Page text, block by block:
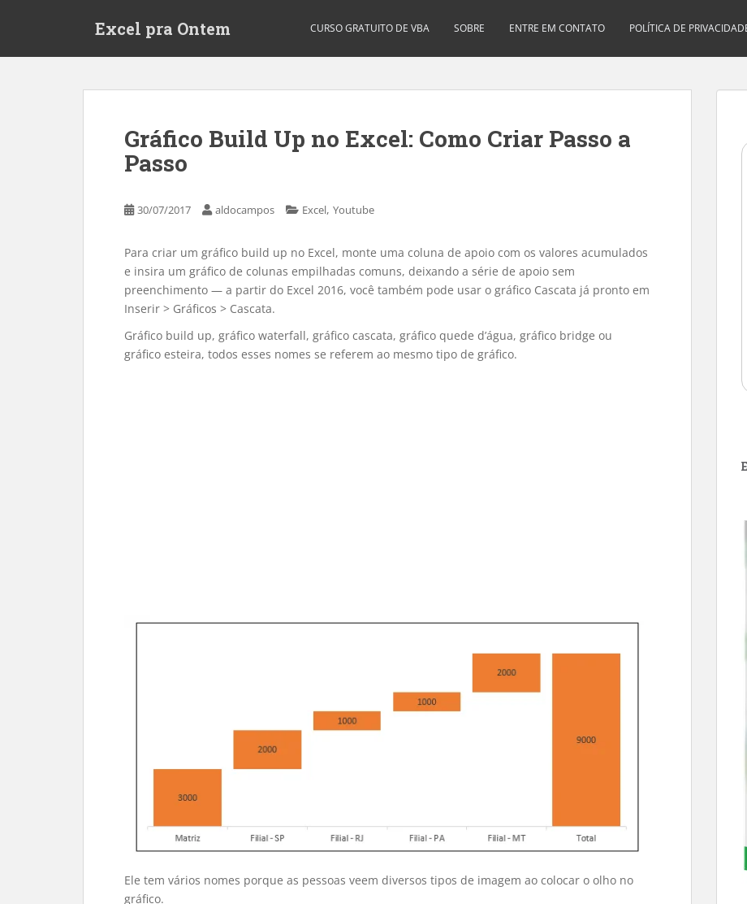
Excel pra Ontem CURSO GRATUITO DE VBA SOBRE ENTRE EM CONTATO POLÍTICA DE
Gráfico Build Up no Excel: Como Criar Passo a
Passo
30/07/2017 aldocampos Excel, Youtube
Para criar um gráfico build up no Excel, monte uma coluna de apoio com os valores acumulados
e insira um gráfico de colunas empilhadas comuns, deixando a série de apoio sem
preenchimento — a partir do Excel 2016, você também pode usar o gráfico Cascata já pronto em
Inserir > Gráficos > Cascata.
Gráfico build up, gráfico waterfall, gráfico cascata, gráfico quede d’água, gráfico bridge ou
gráfico esteira, todos esses nomes se referem ao mesmo tipo de gráfico.
Ele tem vários nomes porque as pessoas veem diversos tipos de imagem ao colocar o olho no
gráfico.